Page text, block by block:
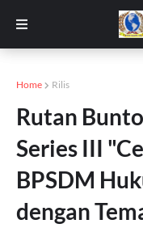
Home Rilis
Rutan
Series III
BPSDM
dengan